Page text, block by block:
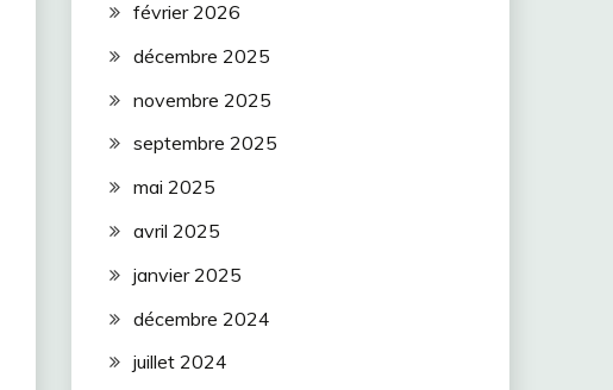
février 2026
décembre 2025
novembre 2025
septembre 2025
mai 2025
avril 2025
janvier 2025
décembre 2024
juillet 2024